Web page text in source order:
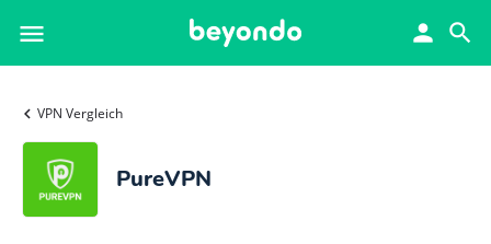
VPN Vergleich
PureVPN